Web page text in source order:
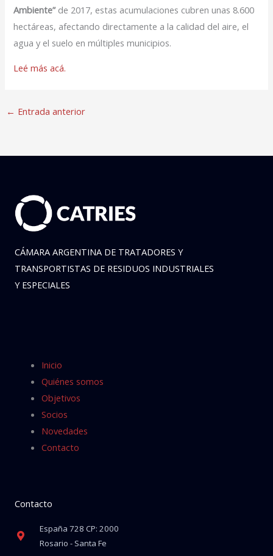
Ambiente”de 2017, estas acumulaciones cubren unas 8.600
hectáreas, afectando directamente a la calidad del aire, el
agua y el suelo en múltiples municipios.
Leé más acá.
← Entrada anterior
CÁMARA ARGENTINA DE TRATADORES Y
TRANSPORTISTAS DE RESIDUOS INDUSTRIALES
Y ESPECIALES
Inicio
Quiénes somos
Objetivos
Socios
Novedades
Contacto
Contacto
España 728 CP: 2000
Rosario - Santa Fe